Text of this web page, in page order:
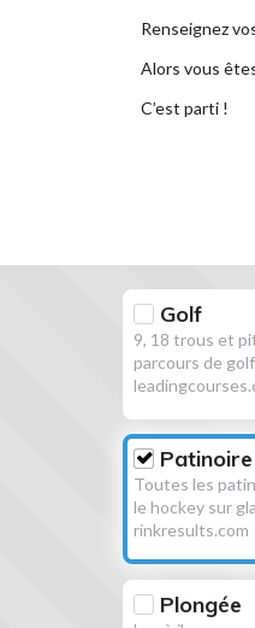
Renseignez
Alors vous
C’est parti !
Golf
9, 18 trous et
parcours de
Patinoire
Toutes les
le hockey sur
rinkresults.com
Plongée